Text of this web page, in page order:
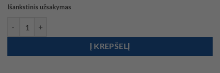
Išankstinis užsakymas
Į KREPŠELĮ